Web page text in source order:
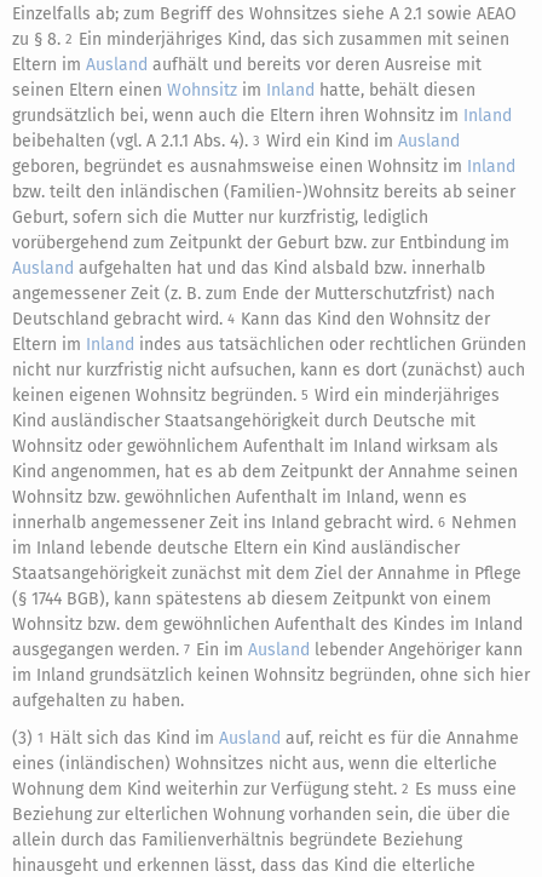
Einzelfalls ab; zum Begriff des Wohnsitzes siehe A 2.1 sowie AEAO
zu § 8. 2 Ein minderjähriges Kind, das sich zusammen mit seinen
Eltern im Ausland aufhält und bereits vor deren Ausreise mit
seinen Eltern einen Wohnsitz im Inland hatte, behält diesen
grundsätzlich bei, wenn auch die Eltern ihren Wohnsitz im Inland
beibehalten (vgl. A 2.1.1 Abs. 4). 3 Wird ein Kind im Ausland
geboren, begründet es ausnahmsweise einen Wohnsitz im Inland
bzw. teilt den inländischen (Familien-)Wohnsitz bereits ab seiner
Geburt, sofern sich die Mutter nur kurzfristig, lediglich
vorübergehend zum Zeitpunkt der Geburt bzw. zur Entbindung im
Ausland aufgehalten hat und das Kind alsbald bzw. innerhalb
angemessener Zeit (z. B. zum Ende der Mutterschutzfrist) nach
Deutschland gebracht wird. 4 Kann das Kind den Wohnsitz der
Eltern im Inland indes aus tatsächlichen oder rechtlichen Gründen
nicht nur kurzfristig nicht aufsuchen, kann es dort (zunächst) auch
keinen eigenen Wohnsitz begründen. 5 Wird ein minderjähriges
Kind ausländischer Staatsangehörigkeit durch Deutsche mit
Wohnsitz oder gewöhnlichem Aufenthalt im Inland wirksam als
Kind angenommen, hat es ab dem Zeitpunkt der Annahme seinen
Wohnsitz bzw. gewöhnlichen Aufenthalt im Inland, wenn es
innerhalb angemessener Zeit ins Inland gebracht wird. 6 Nehmen
im Inland lebende deutsche Eltern ein Kind ausländischer
Staatsangehörigkeit zunächst mit dem Ziel der Annahme in Pflege
(§ 1744 BGB), kann spätestens ab diesem Zeitpunkt von einem
Wohnsitz bzw. dem gewöhnlichen Aufenthalt des Kindes im Inland
ausgegangen werden. 7 Ein im Ausland lebender Angehöriger kann
im Inland grundsätzlich keinen Wohnsitz begründen, ohne sich hier
aufgehalten zu haben.
(3) 1 Hält sich das Kind im Ausland auf, reicht es für die Annahme
eines (inländischen) Wohnsitzes nicht aus, wenn die elterliche
Wohnung dem Kind weiterhin zur Verfügung steht. 2 Es muss eine
Beziehung zur elterlichen Wohnung vorhanden sein, die über die
allein durch das Familienverhältnis begründete Beziehung
hinausgeht und erkennen lässt, dass das Kind die elterliche